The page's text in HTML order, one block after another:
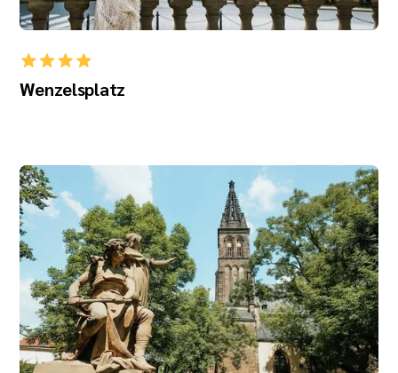
Wenzelsplatz